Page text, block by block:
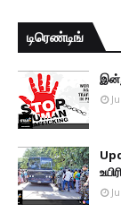
டிரெண்டிங்